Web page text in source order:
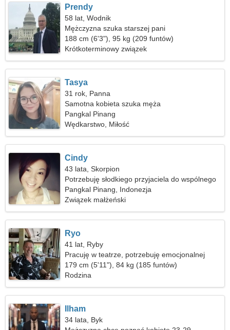
Prendy
58 lat, Wodnik
Mężczyzna szuka starszej pani
188 cm (6'3"), 95 kg (209 funtów)
Krótkoterminowy związek
Tasya
31 rok, Panna
Samotna kobieta szuka męża
Pangkal Pinang
Wędkarstwo, Miłość
Cindy
43 lata, Skorpion
Potrzebuję słodkiego przyjaciela do wspólnego
tańca
Pangkal Pinang, Indonezja
Związek małżeński
Ryo
41 lat, Ryby
Pracuję w teatrze, potrzebuję emocjonalnej
kobiety
179 cm (5'11"), 84 kg (185 funtów)
Rodzina
Ilham
34 lata, Byk